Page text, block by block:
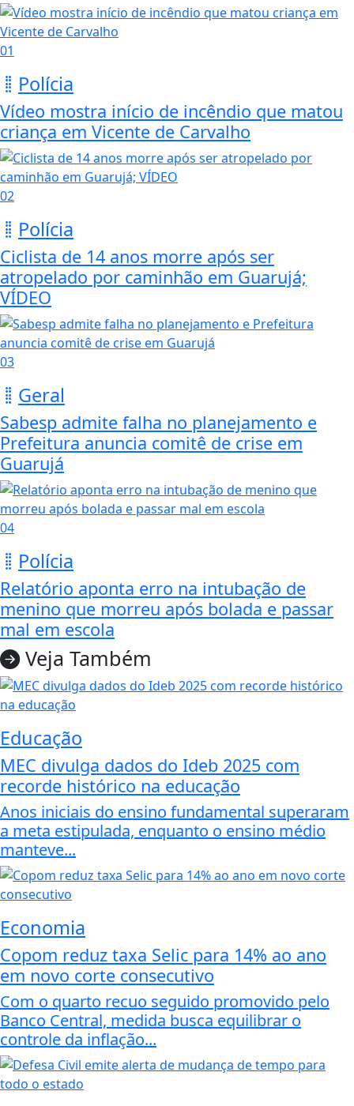
01
Polícia
Vídeo mostra início de incêndio que matou
criança em Vicente de Carvalho
02
Polícia
Ciclista de 14 anos morre após ser
atropelado por caminhão em Guarujá;
VÍDEO
03
Geral
Sabesp admite falha no planejamento e
Prefeitura anuncia comitê de crise em
Guarujá
04
Polícia
Relatório aponta erro na intubação de
menino que morreu após bolada e passar
mal em escola
Veja Também
Educação
MEC divulga dados do Ideb 2025 com
recorde histórico na educação
Anos iniciais do ensino fundamental superaram
a meta estipulada, enquanto o ensino médio
manteve...
Economia
Copom reduz taxa Selic para 14% ao ano
em novo corte consecutivo
Com o quarto recuo seguido promovido pelo
Banco Central, medida busca equilibrar o
controle da inflação...